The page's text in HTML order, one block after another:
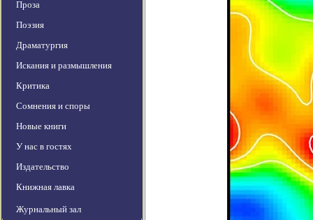
Проза
Поэзия
Драматургия
Искания и размышления
Критика
Сомнения и споры
Новые книги
У нас в гостях
Издательство
Книжная лавка
Журнальный зал